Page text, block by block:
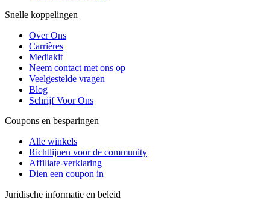
Snelle koppelingen
Over Ons
Carrières
Mediakit
Neem contact met ons op
Veelgestelde vragen
Blog
Schrijf Voor Ons
Coupons en besparingen
Alle winkels
Richtlijnen voor de community
Affiliate-verklaring
Dien een coupon in
Juridische informatie en beleid